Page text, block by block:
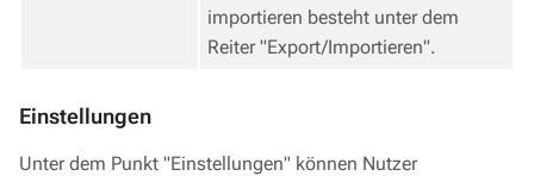
importieren besteht unter dem
Reiter "Export/Importieren".
Einstellungen
Unter dem Punkt "Einstellungen" können Nutzer